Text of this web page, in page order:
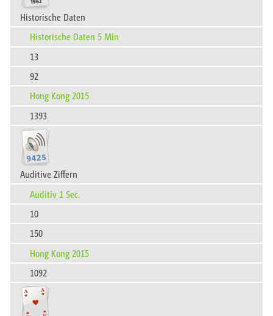
Historische Daten
Historische Daten 5 Min
13
92
Hong Kong 2015
1393
Auditive Ziffern
Auditiv 1 Sec.
10
150
Hong Kong 2015
1092